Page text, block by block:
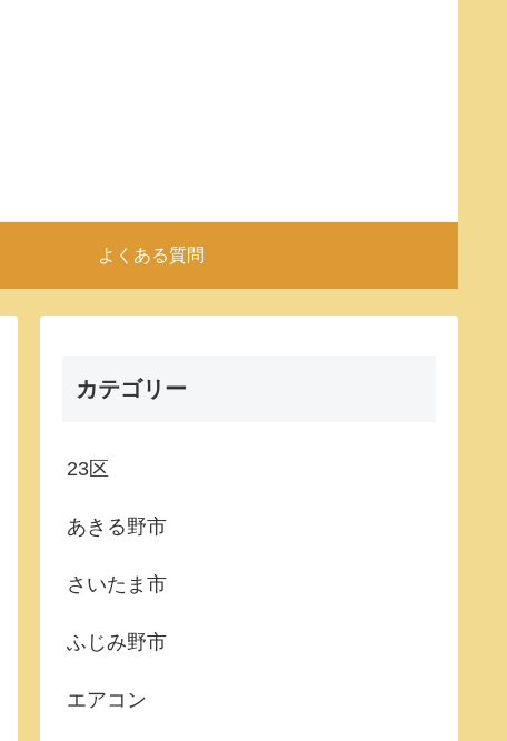
よくある質問
カテゴリー
23区
あきる野市
さいたま市
ふじみ野市
エアコン